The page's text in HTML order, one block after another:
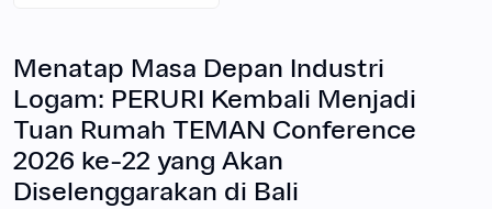
Menatap Masa Depan Industri
Logam: PERURI Kembali Menjadi
Tuan Rumah TEMAN Conference
2026 ke-22 yang Akan
Diselenggarakan di Bali